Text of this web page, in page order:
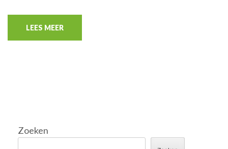
LEES MEER
Zoeken